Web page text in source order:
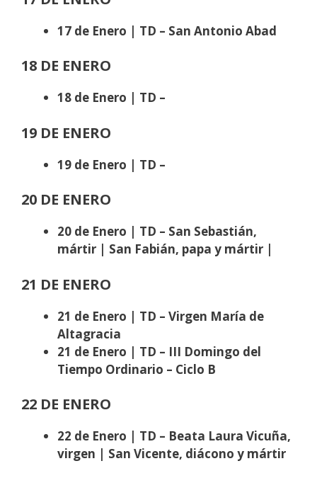
17 de Enero | TD – San Antonio Abad
18 DE ENERO
18 de Enero | TD –
19 DE ENERO
19 de Enero | TD –
20 DE ENERO
20 de Enero | TD – San Sebastián,
mártir | San Fabián, papa y mártir |
21 DE ENERO
21 de Enero | TD – Virgen María de
Altagracia
21 de Enero | TD – III Domingo del
Tiempo Ordinario – Ciclo B
22 DE ENERO
22 de Enero | TD – Beata Laura Vicuña,
virgen | San Vicente, diácono y mártir